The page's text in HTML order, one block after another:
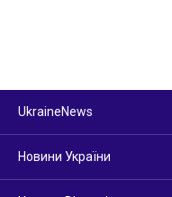
UkraineNews
Новини України